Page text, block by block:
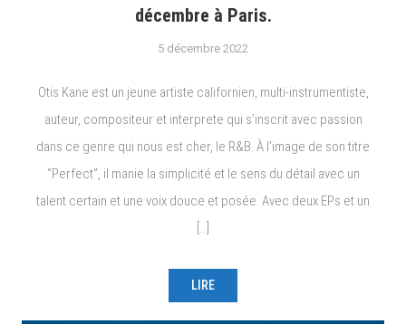
décembre à Paris.
5 décembre 2022
Otis Kane est un jeune artiste californien, multi-instrumentiste,
auteur, compositeur et interprete qui s’inscrit avec passion
dans ce genre qui nous est cher, le R&B. À l’image de son titre
“Perfect”, il manie la simplicité et le sens du détail avec un
talent certain et une voix douce et posée. Avec deux EPs et un
[…]
LIRE